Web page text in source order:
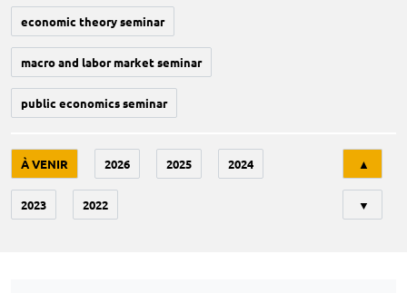
economic theory seminar
macro and labor market seminar
public economics seminar
À VENIR 2026 2025 2024
2023 2022
▲
▼